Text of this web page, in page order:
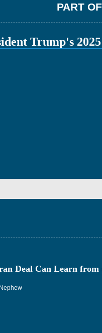
PART
Trump's
Deal Can Learn from